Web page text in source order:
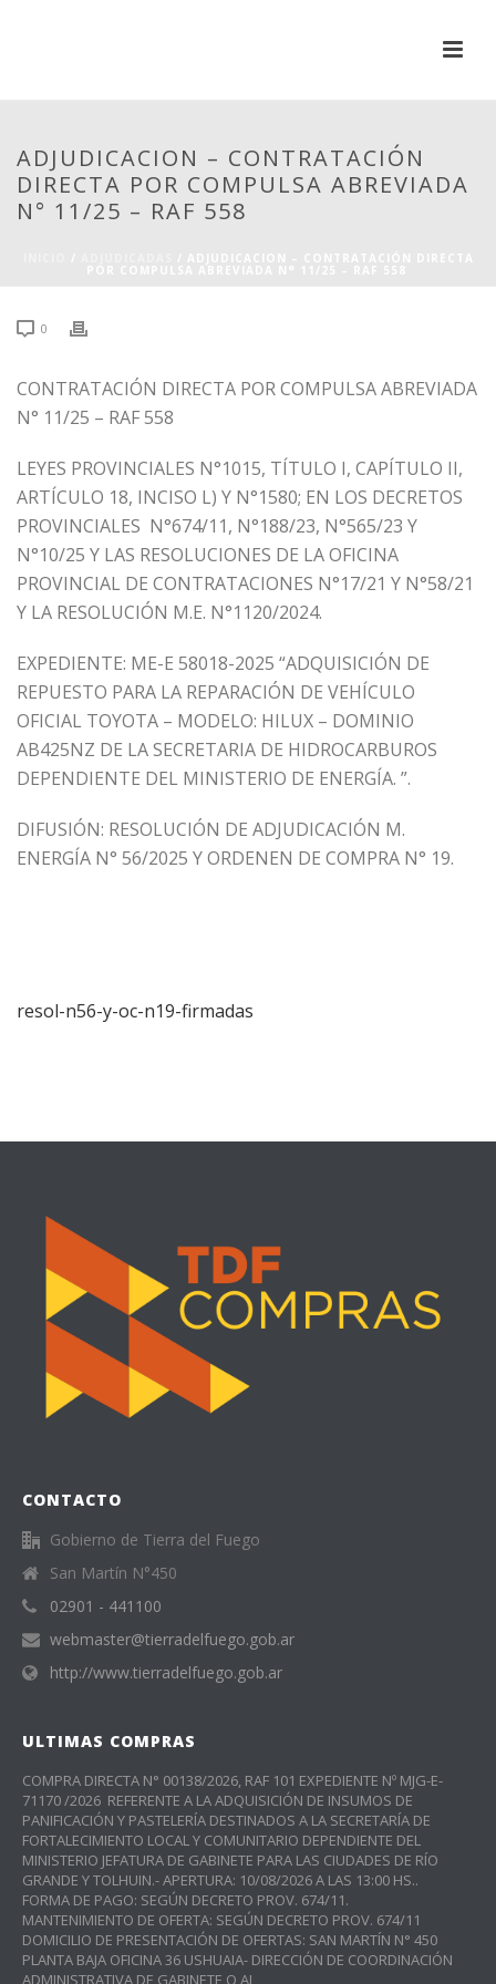
ADJUDICACION – CONTRATACIÓN
DIRECTA POR COMPULSA ABREVIADA
N° 11/25 – RAF 558
0
CONTRATACIÓN DIRECTA POR COMPULSA ABREVIADA
N° 11/25 – RAF 558
LEYES PROVINCIALES N°1015, TÍTULO I, CAPÍTULO II,
ARTÍCULO 18, INCISO L) Y N°1580; EN LOS DECRETOS
PROVINCIALES N°674/11, N°188/23, N°565/23 Y
N°10/25 Y LAS RESOLUCIONES DE LA OFICINA
PROVINCIAL DE CONTRATACIONES N°17/21 Y N°58/21
Y LA RESOLUCIÓN M.E. N°1120/2024.
EXPEDIENTE: ME-E 58018-2025 “ADQUISICIÓN DE
REPUESTO PARA LA REPARACIÓN DE VEHÍCULO
OFICIAL TOYOTA – MODELO: HILUX – DOMINIO
AB425NZ DE LA SECRETARIA DE HIDROCARBUROS
DEPENDIENTE DEL MINISTERIO DE ENERGÍA. ”.
DIFUSIÓN: RESOLUCIÓN DE ADJUDICACIÓN M.
ENERGÍA N° 56/2025 Y ORDENEN DE COMPRA N° 19.
resol-n56-y-oc-n19-firmadas
CONTACTO
Gobierno de Tierra del Fuego
San Martín N°450
02901 - 441100
webmaster@tierradelfuego.gob.ar
http://www.tierradelfuego.gob.ar
ULTIMAS COMPRAS
COMPRA DIRECTA N° 00138/2026, RAF 101 EXPEDIENTE Nº MJG-E-
71170 /2026 REFERENTE A LA ADQUISICIÓN DE INSUMOS DE
PANIFICACIÓN Y PASTELERÍA DESTINADOS A LA SECRETARÍA DE
FORTALECIMIENTO LOCAL Y COMUNITARIO DEPENDIENTE DEL
MINISTERIO JEFATURA DE GABINETE PARA LAS CIUDADES DE RÍO
GRANDE Y TOLHUIN.- APERTURA: 10/08/2026 A LAS 13:00 HS..
FORMA DE PAGO: SEGÚN DECRETO PROV. 674/11.
MANTENIMIENTO DE OFERTA: SEGÚN DECRETO PROV. 674/11
DOMICILIO DE PRESENTACIÓN DE OFERTAS: SAN MARTÍN N° 450
PLANTA BAJA OFICINA 36 USHUAIA- DIRECCIÓN DE COORDINACIÓN
ADMINISTRATIVA DE GABINETE O AL